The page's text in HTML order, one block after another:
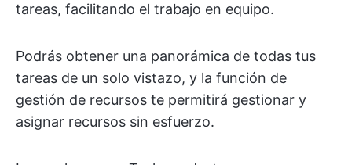
tareas, facilitando el trabajo en equipo.
Podrás obtener una panorámica de todas tus
tareas de un solo vistazo, y la función de
gestión de recursos te permitirá gestionar y
asignar recursos sin esfuerzo.